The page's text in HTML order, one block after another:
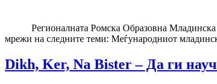
Регионалната Ромска Образовна Младинска
мрежи на следните теми: Меѓународниот
Dikh, Ker, Na Bister – Да ги